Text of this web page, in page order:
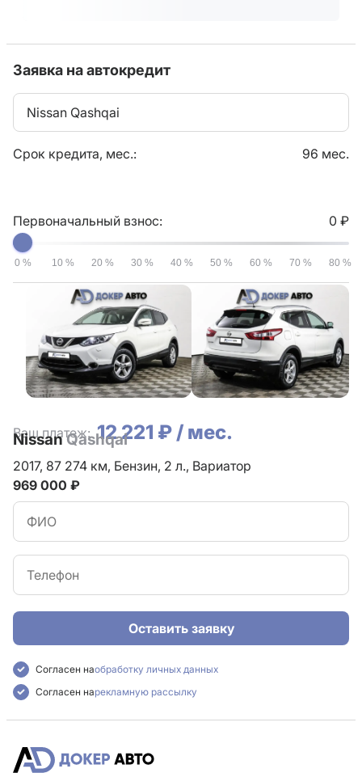
Заявка на автокредит
Nissan Qashqai
Срок кредита, мес.: 96 мес.
Первоначальный взнос: 0 ₽
0 % 10 % 20 % 30 % 40 % 50 % 60 % 70 % 80 %
Ваш платеж: 12 221 ₽ / мес.
Оставить заявку
Согласен наобработку личных данных
Согласен нарекламную рассылку
NissanQashqai
2017, 87 274 км, Бензин, 2 л., Вариатор
969 000 ₽